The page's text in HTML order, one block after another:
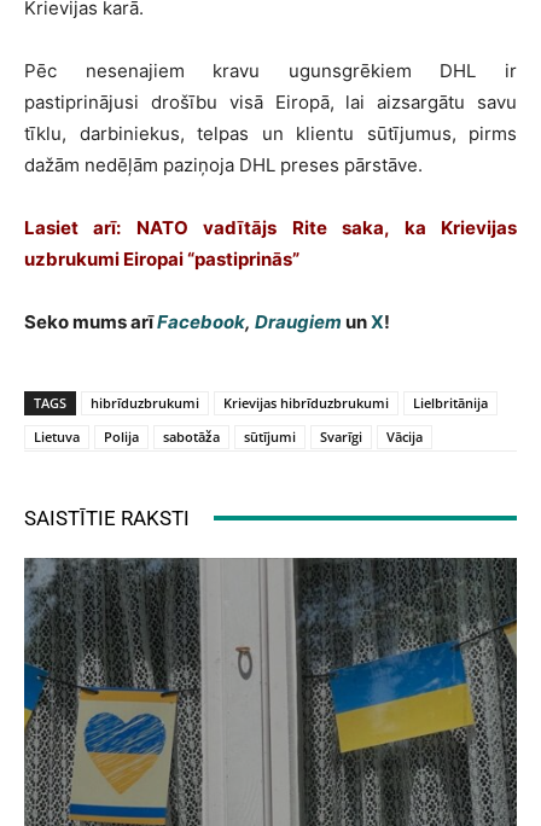
Krievijas karā.
Pēc nesenajiem kravu ugunsgrēkiem DHL ir
pastiprinājusi drošību visā Eiropā, lai aizsargātu savu
tīklu, darbiniekus, telpas un klientu sūtījumus, pirms
dažām nedēļām paziņoja DHL preses pārstāve.
Lasiet arī: NATO vadītājs Rite saka, ka Krievijas
uzbrukumi Eiropai “pastiprinās”
Seko mums arīFacebook, Draugiem unX!
TAGS hibrīduzbrukumi Krievijas hibrīduzbrukumi
Lielbritānija
Lietuva
Polija sabotāža sūtījumi Svarīgi Vācija
SAISTĪTIE RAKSTI